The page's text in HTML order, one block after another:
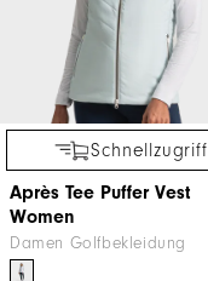
Schnellzugriff
Après Tee Puffer Vest
Women
Damen Golfbekleidung